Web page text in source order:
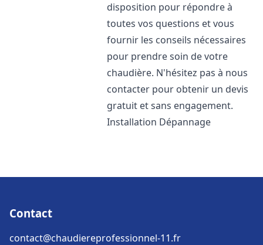
disposition pour répondre à
toutes vos questions et vous
fournir les conseils nécessaires
pour prendre soin de votre
chaudière. N'hésitez pas à nous
contacter pour obtenir un devis
gratuit et sans engagement.
Installation Dépannage
Contact
contact@chaudiereprofessionnel-11.fr